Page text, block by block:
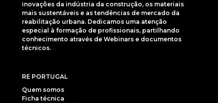
inovações da indústria da construção, os materiais
mais sustentáveis e as tendências de mercado da
reabilitação urbana. Dedicamos uma atenção
especial à formação de profissionais, partilhando
conhecimento através de Webinars e documentos
técnicos.
RE PORTUGAL
Quem somos
Ficha técnica